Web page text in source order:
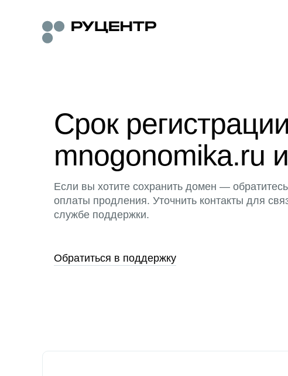
Срок
mnogonomika.ru
Если вы хотите сохранить домен —
оплаты продления. Уточнить контакты для
службе поддержки.
Обратиться в поддержку